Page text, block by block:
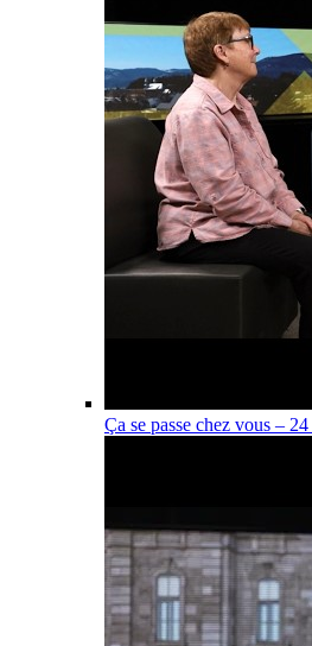
Ça se passe chez vous –